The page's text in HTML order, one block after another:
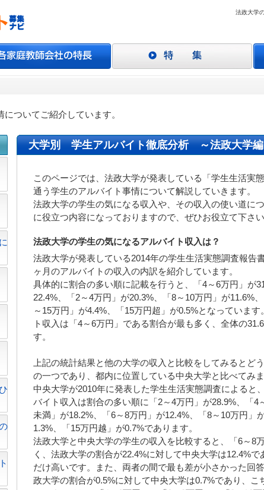
法政大学
ついてご紹介しています。
大学別 学生アルバイト徹底分析 ～法政大学
このページでは、法政大学が発表している「学生生活実
通う学生のアルバイト事情について解説していきます。
法政大学の学生の気になる収入や、その収入の使い道に
に役立つ内容になっておりますので、ぜひお役立て下さい
法政大学の学生の気になるアルバイト収入は？
法政大学が発表している2014年の学生生活実態調査報告
ヶ月のアルバイトの収入の内訳を紹介しています。
具体的に割合の多い順に記載を行うと、「4～6万円」が
22.4%、「2～4万円」が20.3%、「8～10万円」が11.6%
～15万円」が4.4%、「15万円超」が0.5%となっていま
ト収入は「4～6万円」である割合が最も多く、全体の
す。
上記の統計結果と他の大学の収入と比較をしてみるとど
の一つであり、都内に位置している中央大学と比べてみま
中央大学が2010年に発表した学生生活実態調査によると
バイト収入は割合の多い順に「2～4万円」が28.9%、「4
未満」が18.2%、「6～8万円」が12.4%、「8～10万円」
1.3%、「15万円越」が0.7%であります。
法政大学と中央大学の学生の収入を比較すると、「6～8
く、法政大学の割合が22.4%に対して中央大学は12.4%
だけ高いです。また、両者の間で最も差が小さかった回
政大学の割合が0.5%に対して中央大学は0.7%であり、こ